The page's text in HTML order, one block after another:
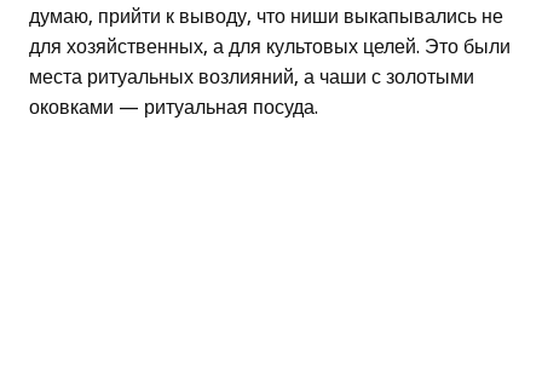
думаю, прийти к выводу, что ниши выкапывались не
для хозяйственных, а для культовых целей. Это были
места ритуальных возлияний, а чаши с золотыми
оковками — ритуальная посуда.